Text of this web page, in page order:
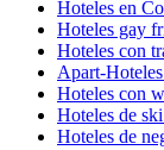
Hoteles en
Hoteles gay
Hoteles con
Apart-
Hoteles con
Hoteles de
Hoteles de